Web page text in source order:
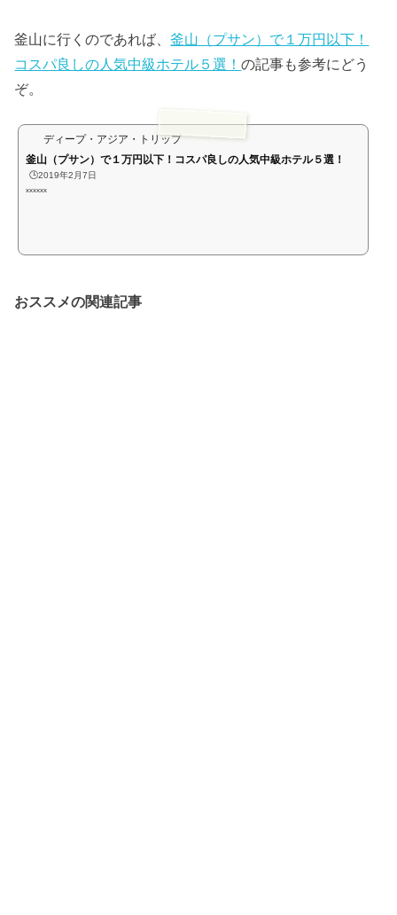
釜山に行くのであれば、釜山（プサン）で１万円以下！
コスパ良しの人気中級ホテル５選！の記事も参考にどう
ぞ。
ディープ・アジア・トリップ
釜山（プサン）で１万円以下！コスパ良しの人気中級ホテル５選！
🕒️2019年2月7日
xxxxxx
おススメの関連記事